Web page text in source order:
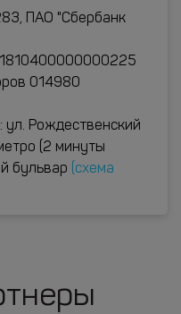
ПАО "Сбербанк
014980
Рождественский
(2 минуты
бульвар
(схема